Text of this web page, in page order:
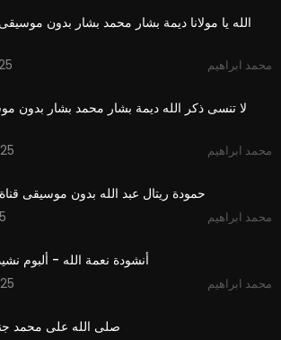
الله يا مولانا ديمة بشار محمد بشار بدون
محمد ابراهيم
لا تنسى ذكر الله ديمة بشار محمد بشار بدون
محمد ابراهيم
حمودة ريتال عبد الله بدون موسيقى قناة
محمد ابراهيم
أنشودة نعمة الله - ألبوم
محمد ابراهيم
صلى الله على محمد